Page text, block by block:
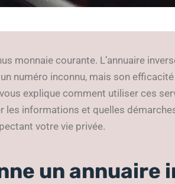
monnaie courante. L’annuaire
numéro inconnu, mais son
explique comment utiliser ces
informations et quelles
votre vie privée.
un annuaire